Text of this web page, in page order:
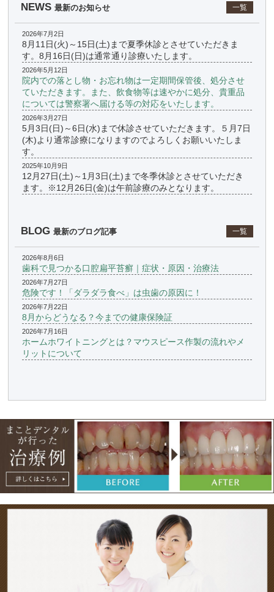
NEWS 最新のお知らせ 一覧
2026年7月2日
8月11日(火)～15日(土)まで夏季休診とさせていただきま
す。8月16日(日)は通常通り診療いたします。
2026年5月12日
院内での落とし物・お忘れ物は一定期間保管後、処分させ
ていただきます。また、飲食物等は速やかに処分、貴重品
については警察署へ届ける等の対応をいたします。
2026年3月27日
5月3日(日)～6日(水)まで休診させていただきます。５月7日
(木)より通常診療になりますのでよろしくお願いいたしま
す。
2025年10月9日
12月27日(土)～1月3日(土)まで冬季休診とさせていただき
ます。※12月26日(金)は午前診療のみとなります。
BLOG 最新のブログ記事 一覧
2026年8月6日
歯科で見つかる口腔扁平苔癬｜症状・原因・治療法
2026年7月27日
危険です！「ダラダラ食べ」は虫歯の原因に！
2026年7月22日
8月からどうなる？今までの健康保険証
2026年7月16日
ホームホワイトニングとは？マウスピース作製の流れやメ
リットについて